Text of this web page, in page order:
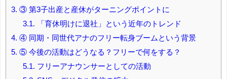
3. ③ 第3子出産と産休がターニングポイントに
3.1. 「育休明けに退社」という近年のトレンド
4. ④ 同期・同世代アナのフリー転身ブームという背景
5. ⑤ 今後の活動はどうなる？フリーで何をする？
5.1. フリーアナウンサーとしての活動